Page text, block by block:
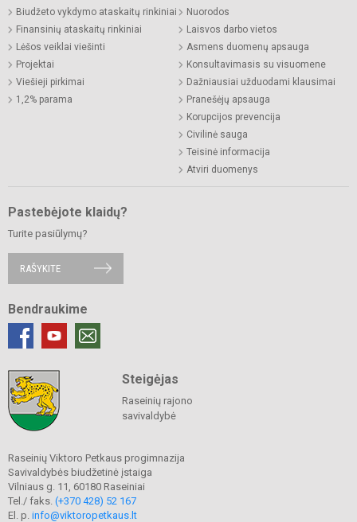
Biudžeto vykdymo ataskaitų rinkiniai
Finansinių ataskaitų rinkiniai
Lėšos veiklai viešinti
Projektai
Viešieji pirkimai
1,2% parama
Nuorodos
Laisvos darbo vietos
Asmens duomenų apsauga
Konsultavimasis su visuomene
Dažniausiai užduodami klausimai
Pranešėjų apsauga
Korupcijos prevencija
Civilinė sauga
Teisinė informacija
Atviri duomenys
Pastebėjote klaidų?
Turite pasiūlymų?
RAŠYKITE
Bendraukime
Steigėjas
Raseinių rajono
savivaldybė
Raseinių Viktoro Petkaus progimnazija
Savivaldybės biudžetinė įstaiga
Vilniaus g. 11, 60180 Raseiniai
Tel./ faks. (+370 428) 52 167
El. p. info@viktoropetkaus.lt